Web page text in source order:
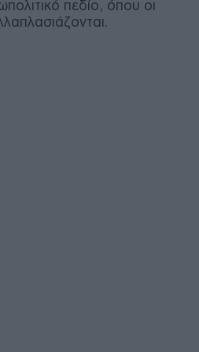
πεδίο, όπου οι